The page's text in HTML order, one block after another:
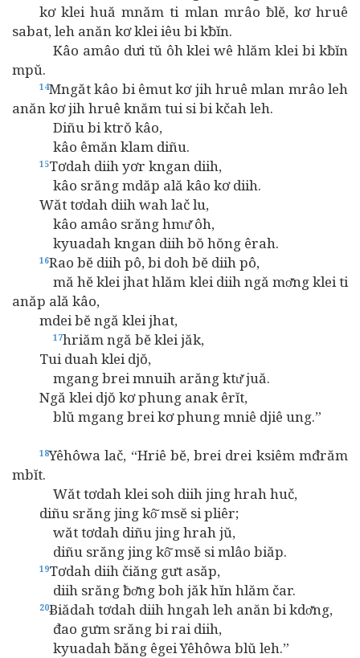
kơ klei huă mnăm ti mlan mrâo ƀlĕ, kơ hruê
sabat, leh anăn kơ klei iêu bi kƀĭn.
Kâo amâo dưi tŭ ôh klei wê hlăm klei bi kƀĭn
mpŭ.
14Mngăt kâo bi êmut kơ jih hruê mlan mrâo leh
anăn kơ jih hruê knăm tui si bi kčah leh.
Diñu bi ktrŏ kâo,
kâo êmăn klam diñu.
15Tơdah diih yơr kngan diih,
kâo srăng mdăp ală kâo kơ diih.
Wăt tơdah diih wah lač lu,
kâo amâo srăng hmư̆ ôh,
kyuadah kngan diih bŏ hŏng êrah.
16Rao bĕ diih pô, bi doh bĕ diih pô,
mă hĕ klei jhat hlăm klei diih ngă mơ̆ng klei ti
anăp ală kâo,
mdei bĕ ngă klei jhat,
17hriăm ngă bĕ klei jăk,
Tui duah klei djŏ,
mgang brei mnuih arăng ktư̆ juă.
Ngă klei djŏ kơ phung anak êrĭt,
blŭ mgang brei kơ phung mniê djiê ung.”
18Yêhôwa lač, “Hriê bĕ, brei drei ksiêm mđrăm
mbĭt.
Wăt tơdah klei soh diih jing hrah huč,
diñu srăng jing kô̆ msĕ si pliêr;
wăt tơdah diñu jing hrah jŭ,
diñu srăng jing kô̆ msĕ si mlâo biăp.
19Tơdah diih čiăng gưt asăp,
diih srăng ƀơ̆ng boh jăk hĭn hlăm čar.
20Ƀiădah tơdah diih hngah leh anăn bi kdơ̆ng,
đao gưm srăng bi rai diih,
kyuadah ƀăng êgei Yêhôwa blŭ leh.”